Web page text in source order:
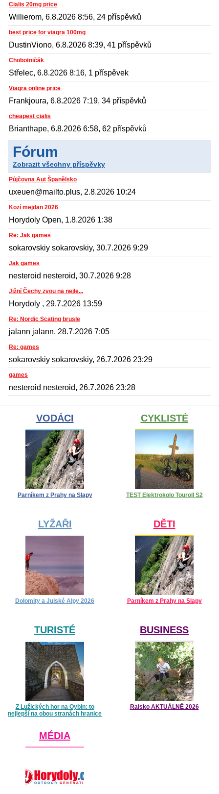
Cialis 20mg price
Willierom, 6.8.2026 8:56, 24 příspěvků
best price for viagra 100mg
DustinViono, 6.8.2026 8:39, 41 příspěvků
Chobotničák
Střelec, 6.8.2026 8:16, 1 příspěvek
Viagra online price
Frankjoura, 6.8.2026 7:19, 34 příspěvků
cheapest cialis
Brianthape, 6.8.2026 6:58, 62 příspěvků
Fórum
Zobrazit všechny příspěvky
Půjčovna Aut Španělsko
uxeuen@mailto.plus, 2.8.2026 10:24
Kozí mejdan 2026
Horydoly Open, 1.8.2026 1:38
Re: Jak games
sokarovskiy sokarovskiy, 30.7.2026 9:29
Jak games
nesteroid nesteroid, 30.7.2026 9:28
Jižní Čechy zvou na nejle...
Horydoly , 29.7.2026 13:59
Re: Nordic Scating brusle
jalann jalann, 28.7.2026 7:05
Re: games
sokarovskiy sokarovskiy, 26.7.2026 23:29
games
nesteroid nesteroid, 26.7.2026 23:28
VODÁCI
Parníkem z Prahy na Slapy
CYKLISTÉ
TEST Elektrokolo Touroll S2
LYŽAŘI
Dolomity a Julské Alpy 2026
DĚTI
Parníkem z Prahy na Slapy
TURISTÉ
Z Lužických hor na Oybin: to
nejlepší na obou stranách hranice
BUSINESS
Ralsko AKTUÁLNĚ 2026
MÉDIA